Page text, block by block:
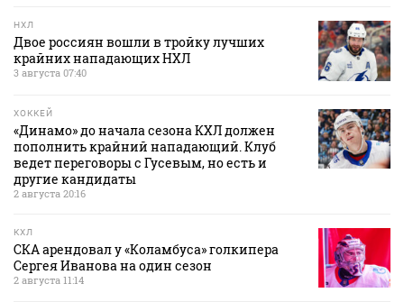
НХЛ
Двое россиян вошли в тройку лучших
крайних нападающих НХЛ
3 августа 07:40
ХОККЕЙ
«Динамо» до начала сезона КХЛ должен
пополнить крайний нападающий. Клуб
ведет переговоры с Гусевым, но есть и
другие кандидаты
2 августа 20:16
КХЛ
СКА арендовал у «Коламбуса» голкипера
Сергея Иванова на один сезон
2 августа 11:14